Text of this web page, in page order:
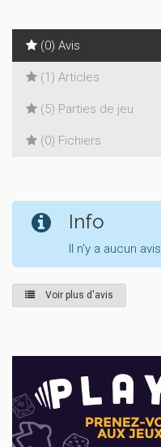
(0) Avis
(1) Articles
(5) Parties de jeu
(0) Fichiers
Info
Il n'y a aucun avis
Voir plus d'avis